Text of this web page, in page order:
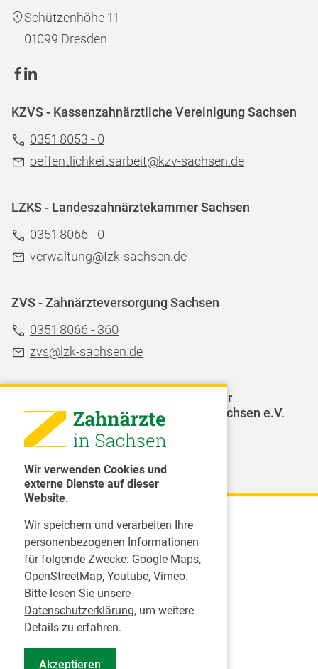
Wir verwenden Cookies und
externe Dienste auf dieser
Website.
Wir speichern und verarbeiten Ihre
personenbezogenen Informationen
für folgende Zwecke: Google Maps,
OpenStreetMap, Youtube, Vimeo.
Bitte lesen Sie unsere
Datenschutzerklärung, um weitere
Details zu erfahren.
Akzeptieren
Schützenhöhe 11
01099 Dresden
KZVS - Kassenzahnärztliche Vereinigung Sachsen
0351 8053 - 0
oeffentlichkeitsarbeit@kzv-sachsen.de
LZKS - Landeszahnärztekammer Sachsen
0351 8066 - 0
verwaltung@Izk-sachsen.de
ZVS - Zahnärzteversorgung Sachsen
0351 8066 - 360
zvs@lzk-sachsen.de
LAGZ - Landesarbeitsgemeinschaft für
Jugendzahnpflege des Freistaates Sachsen e.V.
Karriere
Inserate
Praktikum in einer Zahnarztpraxis
Jobs im Zahnärztehaus
Presse
Pressemitteilungen